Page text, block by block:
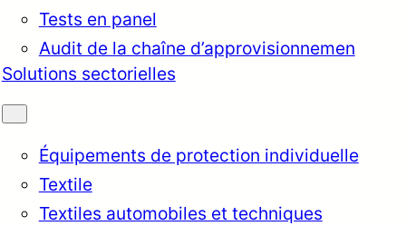
Tests en panel
Audit de la chaîne d’approvisionnemen
Solutions sectorielles
Équipements de protection individuelle
Textile
Textiles automobiles et techniques